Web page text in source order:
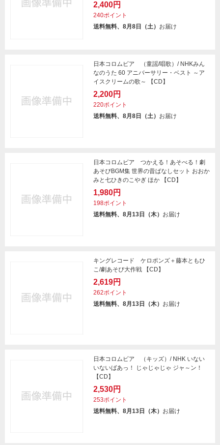
2,400円
240ポイント
送料無料、8月8日（土） お届け
日本コロムビア （童謡/唱歌）/ NHKみん
なのうた 60 アニバーサリー・ベスト ～ア
イスクリームの歌～ 【CD】
2,200円
220ポイント
送料無料、8月8日（土） お届け
日本コロムビア つかえる！あそべる！劇
あそびBGM集 世界の昔ばなしセット おおか
みと七ひきのこやぎ ほか 【CD】
1,980円
198ポイント
送料無料、8月13日（木） お届け
キングレコード ケロポンズ＋藤本ともひ
こ/劇あそび大作戦 【CD】
2,619円
262ポイント
送料無料、8月13日（木） お届け
日本コロムビア （キッズ）/ NHK いない
いないばあっ！ じゃじゃじゃ ジャ～ン！
【CD】
2,530円
253ポイント
送料無料、8月13日（木） お届け